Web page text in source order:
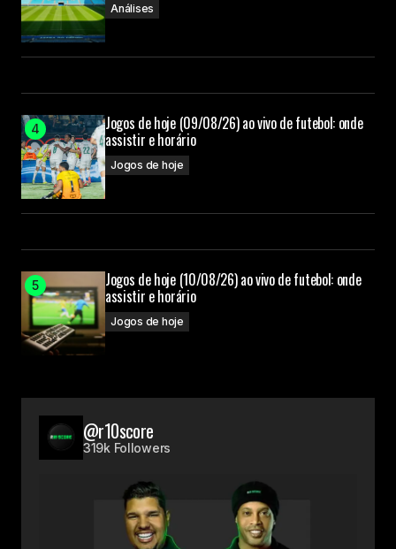
Análises
Jogos de hoje (09/08/26) ao vivo de futebol: onde
assistir e horário
Jogos de hoje
Jogos de hoje (10/08/26) ao vivo de futebol: onde
assistir e horário
Jogos de hoje
@r10score
319k Followers